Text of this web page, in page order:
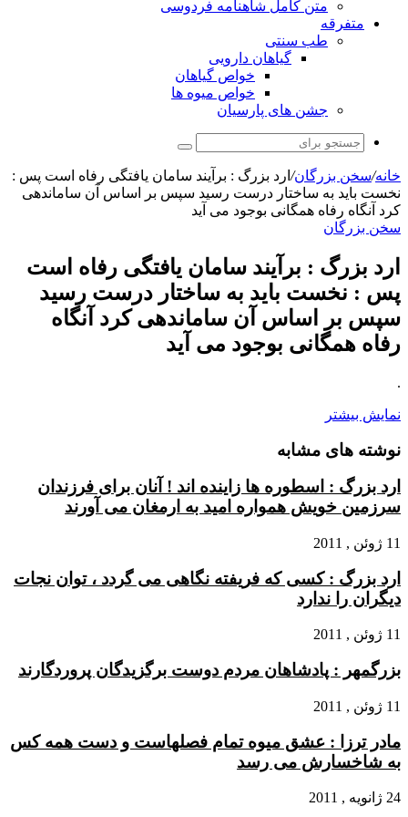
متن کامل شاهنامه فردوسی
متفرقه
طب سنتی
گیاهان دارویی
خواص گیاهان
خواص میوه ها
جشن های پارسیان
جستجو
برای
خانه/سخن بزرگان/ ارد بزرگ : برآیند سامان یافتگی رفاه است پس :
نخست باید به ساختار درست رسید سپس بر اساس آن ساماندهی
کرد آنگاه رفاه همگانی بوجود می آید
سخن بزرگان
ارد بزرگ : برآیند سامان یافتگی رفاه است
پس : نخست باید به ساختار درست رسید
سپس بر اساس آن ساماندهی کرد آنگاه
رفاه همگانی بوجود می آید
.
نمایش بیشتر
نوشته های مشابه
ارد بزرگ : اسطوره ها زاینده اند ! آنان برای فرزندان
سرزمین خویش همواره امید به ارمغان می آورند
11 ژوئن , 2011
ارد بزرگ : کسی که فریفته نگاهی می گردد ، توان نجات
دیگران را ندارد
11 ژوئن , 2011
بزرگمهر : پادشاهان مردم دوست برگزیدگان پروردگارند
11 ژوئن , 2011
مادر ترزا : عشق میوه تمام فصلهاست و دست همه کس
به شاخسارش می رسد
24 ژانویه , 2011